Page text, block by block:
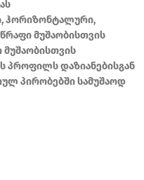
ჰორიზონტალური,
მუშაობისთვის
პროფილს დაზიანებისგან
პირობებში სამუშაოდ